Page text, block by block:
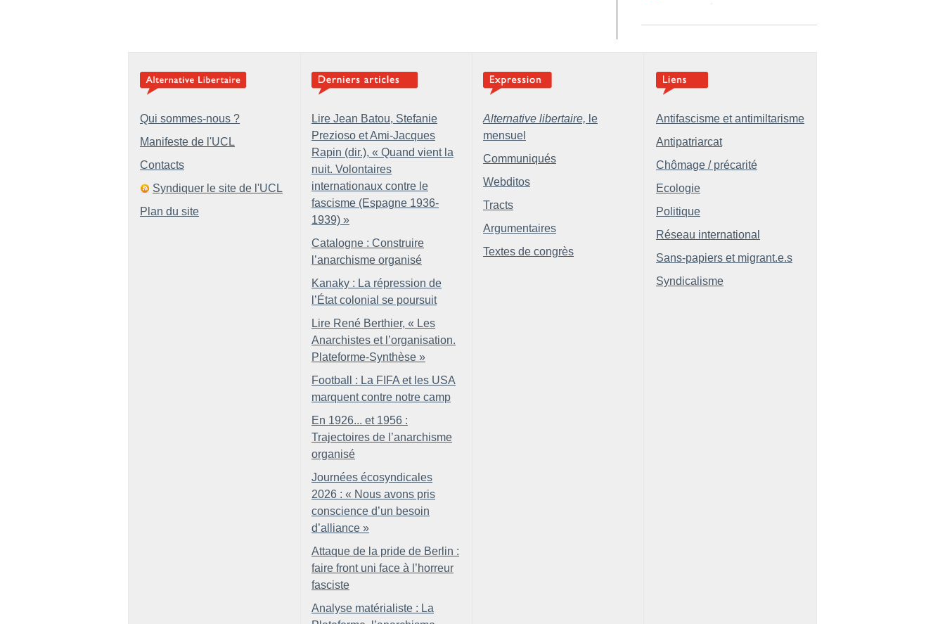
Qui sommes-nous ?
Manifeste de l'UCL
Contacts
Syndiquer le site de l'UCL
Plan du site
Lire Jean Batou, Stefanie
Prezioso et Ami-Jacques
Rapin (dir.), « Quand vient la
nuit. Volontaires
internationaux contre le
fascisme (Espagne 1936-
1939) »
Catalogne : Construire
l’anarchisme organisé
Kanaky : La répression de
l’État colonial se poursuit
Lire René Berthier, « Les
Anarchistes et l’organisation.
Plateforme-Synthèse »
Football : La FIFA et les USA
marquent contre notre camp
En 1926... et 1956 :
Trajectoires de l’anarchisme
organisé
Journées écosyndicales
2026 : « Nous avons pris
conscience d’un besoin
d’alliance »
Attaque de la pride de Berlin :
faire front uni face à l’horreur
fasciste
Analyse matérialiste : La
Alternative libertaire, le
mensuel
Communiqués
Webditos
Tracts
Argumentaires
Textes de congrès
Antifascisme et antimiltarisme
Antipatriarcat
Chômage / précarité
Ecologie
Politique
Réseau international
Sans-papiers et migrant.e.s
Syndicalisme